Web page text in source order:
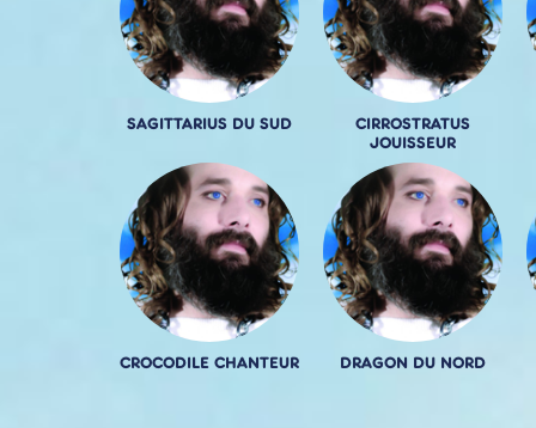
SAGITTARIUS DU SUD
CIRROSTRATUS
JOUISSEUR
CROCODILE CHANTEUR DRAGON DU NORD